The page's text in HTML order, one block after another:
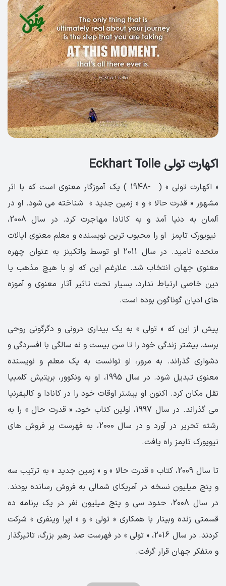
اکهارت تولی Eckhart Tolle
« اکهارت تولی » ( -1948 ) یک آموزگار معنوی است که با اثر
مشهور « قدرت حالا » و « زمین جدید » شناخته می شود. او در
آلمان به دنیا آمد و به کانادا مهاجرت کرد. در سال 2008،
نیویورک تایمز او را محبوب ترین نویسنده و معلم معنوی ایالات
متحده نامید. در سال 2011 او توسط واتکینز به عنوان چهره
معنوی جهان انتخاب شد. علارغم این که او با هیچ مذهب یا
دین خاصی ارتباط ندارد، بسیار تحت تاثیر آثار معنوی و آموزه
های ادیان گوناگون بوده است.
پیش از این که « تولی » به یک بیداری درونی و دگرگونی روحی
برسد، بیشتر زندگی خود را تا سن بیست و نه سالگی با افسردگی و
دشواری گذراند. به مرور، او توانست به یک معلم و نویسنده
معنوی تبدیل شود. در سال 1995، او به ونکوور، بریتیش کلمبیا
نقل مکان کرد. اکنون او بیشتر اوقات خود را در کانادا و کالیفرنیا
می گذراند. در سال 1997، اولین کتاب خود، « قدرت حال » را به
رشته تحریر در آورد و در سال 2000، به فهرست پر فروش های
نیویورک تایمز راه یافت.
تا سال 2009، کتاب « قدرت حالا » و « زمین جدید » به ترتیب ​​سه
و پنج میلیون نسخه در آمریکای شمالی به فروش رسانده بودند.
در سال 2008، حدود سی و پنج میلیون نفر در یک برنامه ده
قسمتی زنده وبینار با همکاری « تولی » و « اپرا وینفری » شرکت
کردند. در سال 2016، « تولی » در فهرست صد رهبر بزرگ، تاثیرگذار
و متفکر جهان قرار گرفت.